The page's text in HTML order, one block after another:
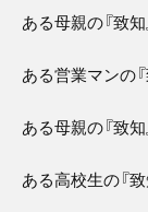
ある母親の『致
ある営業マンの
ある母親の『致
ある高校生の『